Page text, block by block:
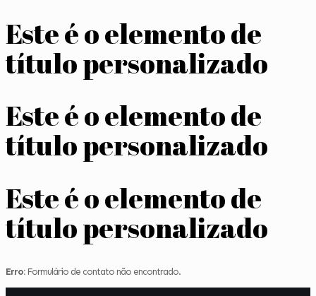
Este é o elemento de
título personalizado
Este é o elemento de
título personalizado
Este é o elemento de
título personalizado
Erro:Formulário de contato não encontrado.